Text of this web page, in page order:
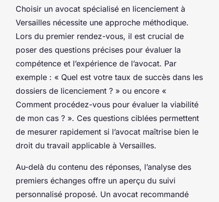
Choisir un avocat spécialisé en licenciement à
Versailles nécessite une approche méthodique.
Lors du premier rendez-vous, il est crucial de
poser des questions précises pour évaluer la
compétence et l’expérience de l’avocat. Par
exemple : « Quel est votre taux de succès dans les
dossiers de licenciement ? » ou encore «
Comment procédez-vous pour évaluer la viabilité
de mon cas ? ». Ces questions ciblées permettent
de mesurer rapidement si l’avocat maîtrise bien le
droit du travail applicable à Versailles.
Au-delà du contenu des réponses, l’analyse des
premiers échanges offre un aperçu du suivi
personnalisé proposé. Un avocat recommandé